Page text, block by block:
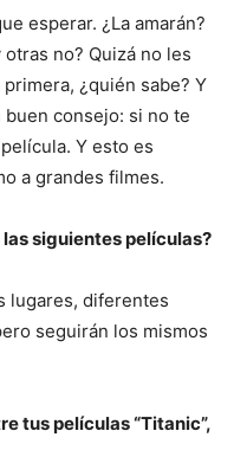
esperar. ¿La amarán?
no? Quizá no les
¿quién sabe? Y
consejo: si no te
Y esto es
a grandes filmes.
siguientes películas?
lugares, diferentes
seguirán los mismos
tus películas “Titanic”,